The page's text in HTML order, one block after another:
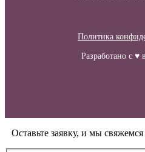
Политика
Разработано с ♥ в
Оставьте заявку, и мы